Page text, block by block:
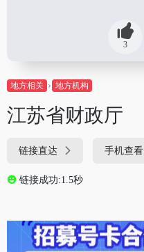
3
地方相关 地方机构
江苏省财政厅
链接直达 手机查看
链接成功:1.5秒